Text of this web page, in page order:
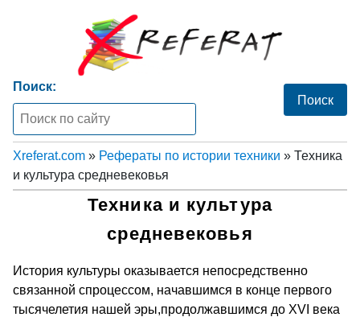
Поиск:
Xreferat.com » Рефераты по истории техники » Техника
и культура средневековья
Техника и культура
средневековья
История культуры оказывается непосредственно
связанной спроцессом, начавшимся в конце первого
тысячелетия нашей эры,продолжавшимся до XVI века